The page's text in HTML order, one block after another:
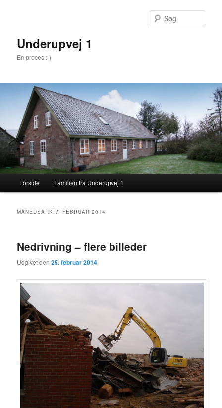
Underupvej 1
En proces :-)
Fortsæt til primære indhold
Fortsæt til sekundære indhold
Forside Familien fra Underupvej 1
MÅNEDSARKIV: FEBRUAR 2014
Nedrivning – flere billeder
Udgivet den25. februar 2014